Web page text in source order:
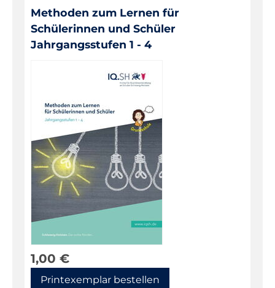
Methoden zum Lernen für
Schülerinnen und Schüler
Jahrgangsstufen 1 - 4
1,00 €
Printexemplar bestellen